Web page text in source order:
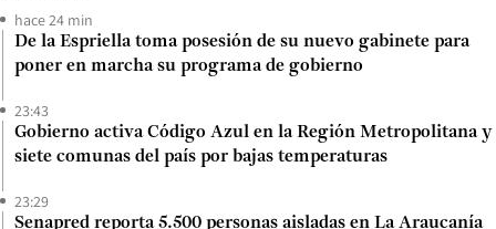
hace 24 min
De la Espriella toma posesión de su nuevo gabinete para
poner en marcha su programa de gobierno
23:43
Gobierno activa Código Azul en la Región Metropolitana y
siete comunas del país por bajas temperaturas
23:29
Senapred reporta 5.500 personas aisladas en La Araucanía